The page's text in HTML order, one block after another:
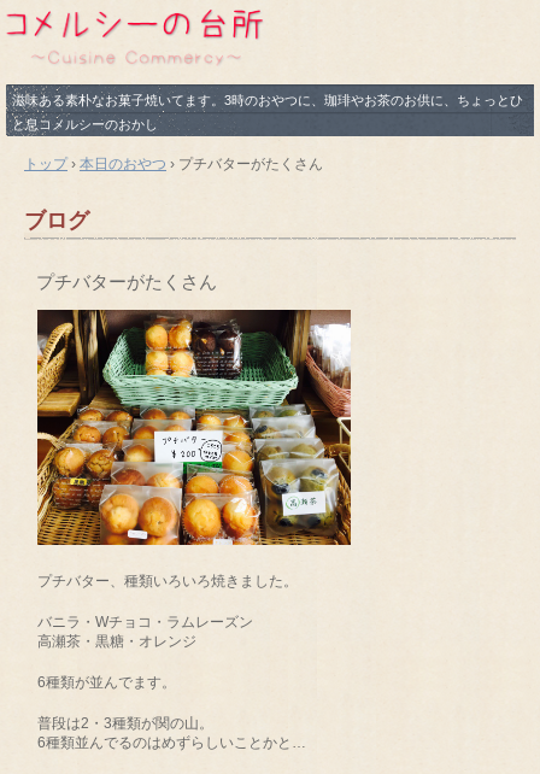
滋味ある素朴なお菓子焼いてます。3時のおやつに、珈琲やお茶のお供に、ちょっとひ
と息コメルシーのおかし
トップ› 本日のおやつ › プチバターがたくさん
ブログ
プチバターがたくさん
プチバター、種類いろいろ焼きました。
バニラ・Wチョコ・ラムレーズン
高瀬茶・黒糖・オレンジ
6種類が並んでます。
普段は2・3種類が関の山。
6種類並んでるのはめずらしいことかと…